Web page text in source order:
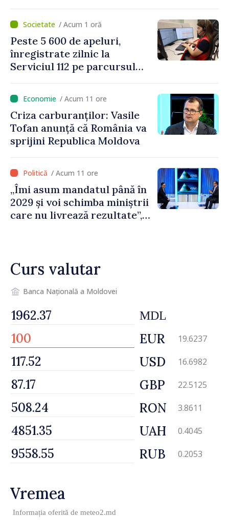
Mediu privind aplicarea a
două regulamente din
domeniu
/ Acum 1 oră
Peste 5 600 de apeluri,
înregistrate zilnic la
Serviciul 112 pe parcursul
cetățeni au solicitat
ambulanța/ Acum 11 ore
Criza carburanților: Vasile
Tofan anunță că România va
sprijini Republica Moldova
/ Acum 11 ore
„Îmi asum mandatul până în
2029 și voi schimba miniștrii
care nu livrează rezultate”,
Curs valutar
Banca Națională a Moldovei
MDL
EUR 19.6237
USD 16.6982
GBP 22.5125
RON 3.8611
UAH 0.4045
RUB 0.2053
Vremea
Informația oferită de meteo2.md